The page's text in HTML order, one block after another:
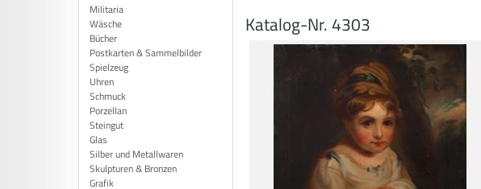
Militaria
Wäsche
Bücher
Postkarten & Sammelbilder
Spielzeug
Uhren
Schmuck
Porzellan
Steingut
Glas
Silber und Metallwaren
Skulpturen & Bronzen
Grafik
Katalog-Nr. 4303